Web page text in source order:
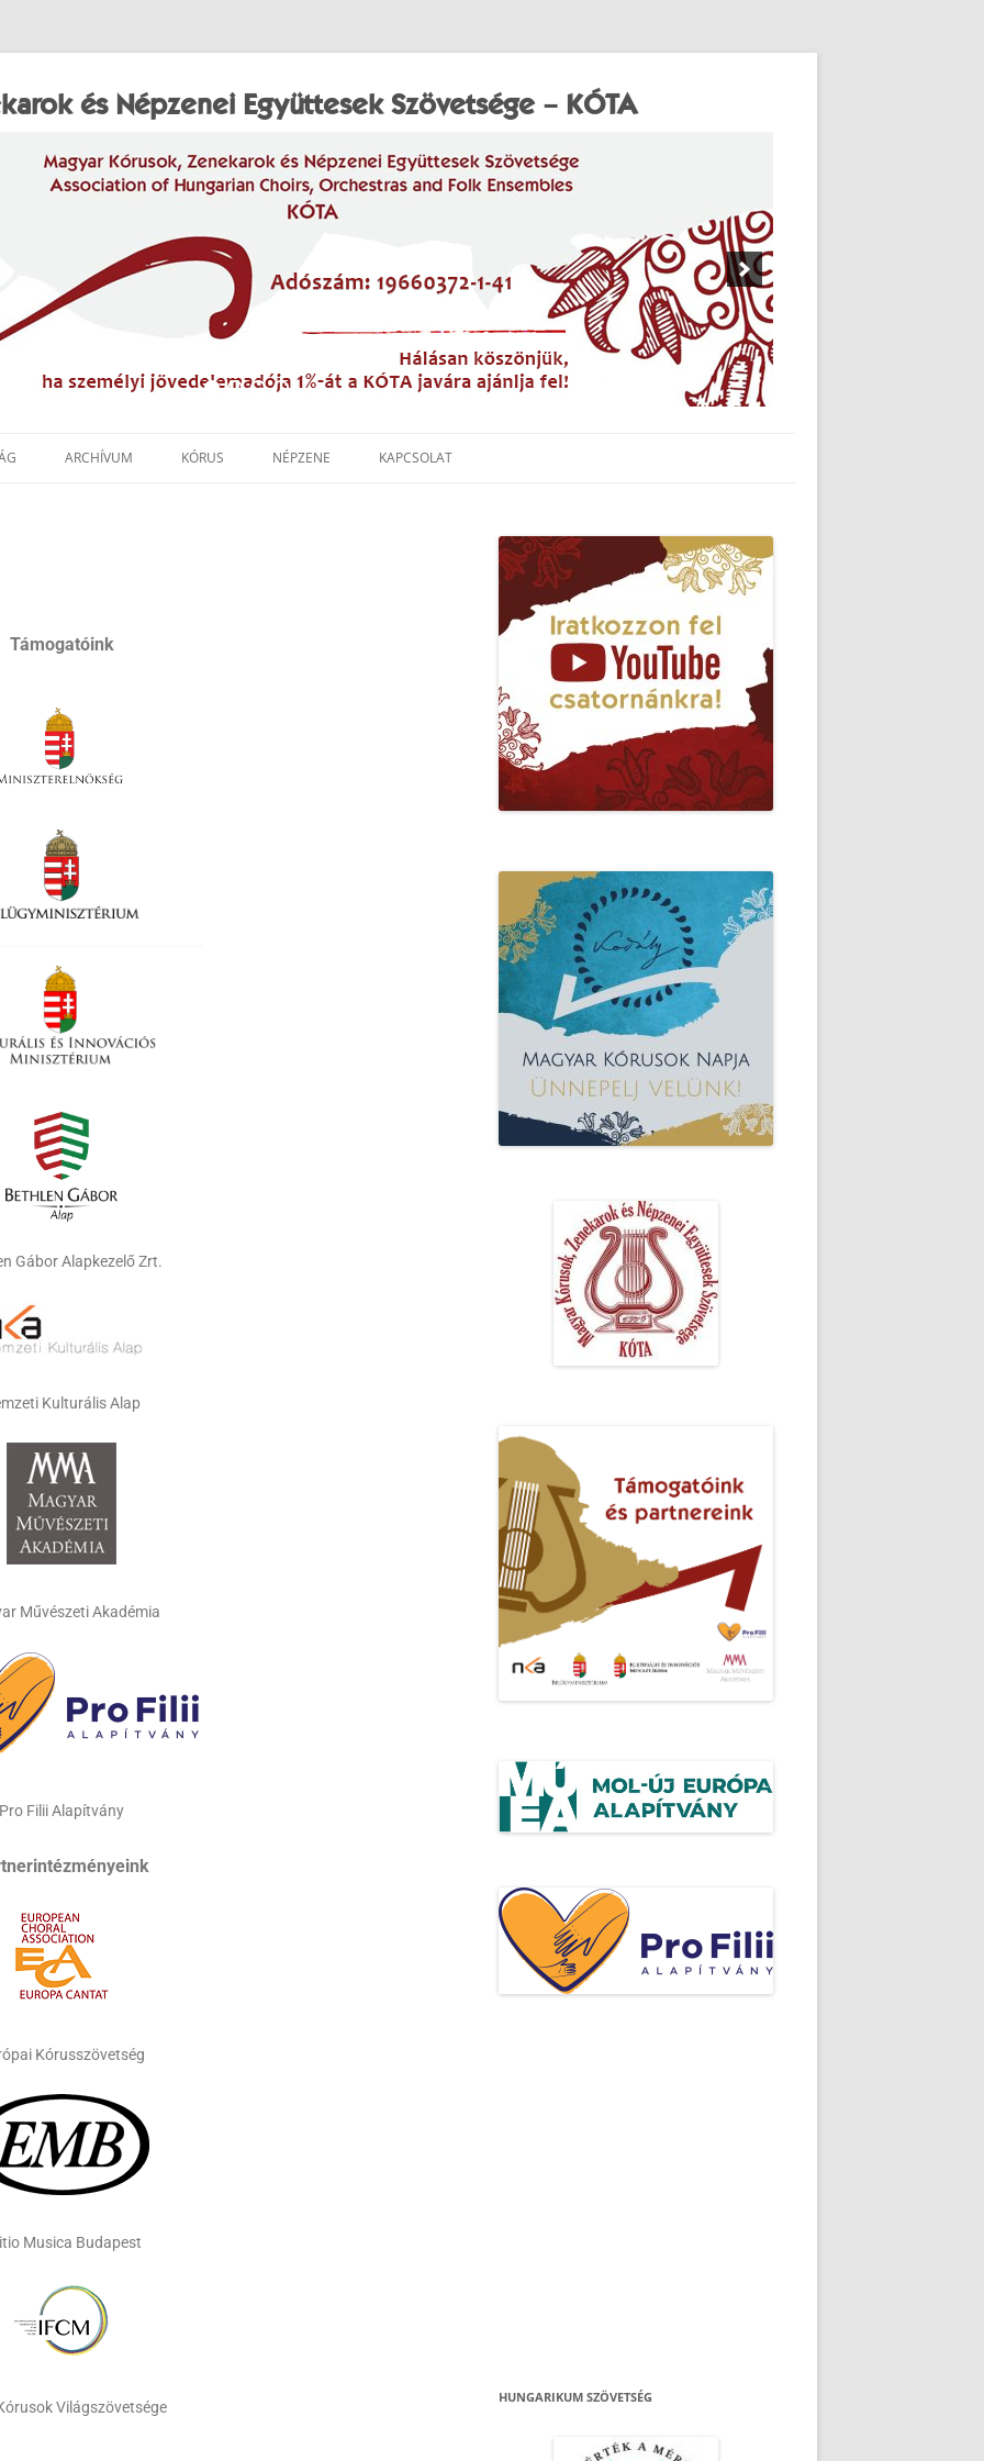
és Népzenei Együttesek Szövetsége – KÓTA
ARCHÍVUM KÓRUS NÉPZENE KAPCSOLAT
Támogatóink
Gábor Alapkezelő Zrt.
Kulturális Alap
Művészeti Akadémia
Pro Filii Alapítvány
Kórusszövetség
Musica Budapest
Világszövetsége
HUNGARIKUM SZÖVETSÉG